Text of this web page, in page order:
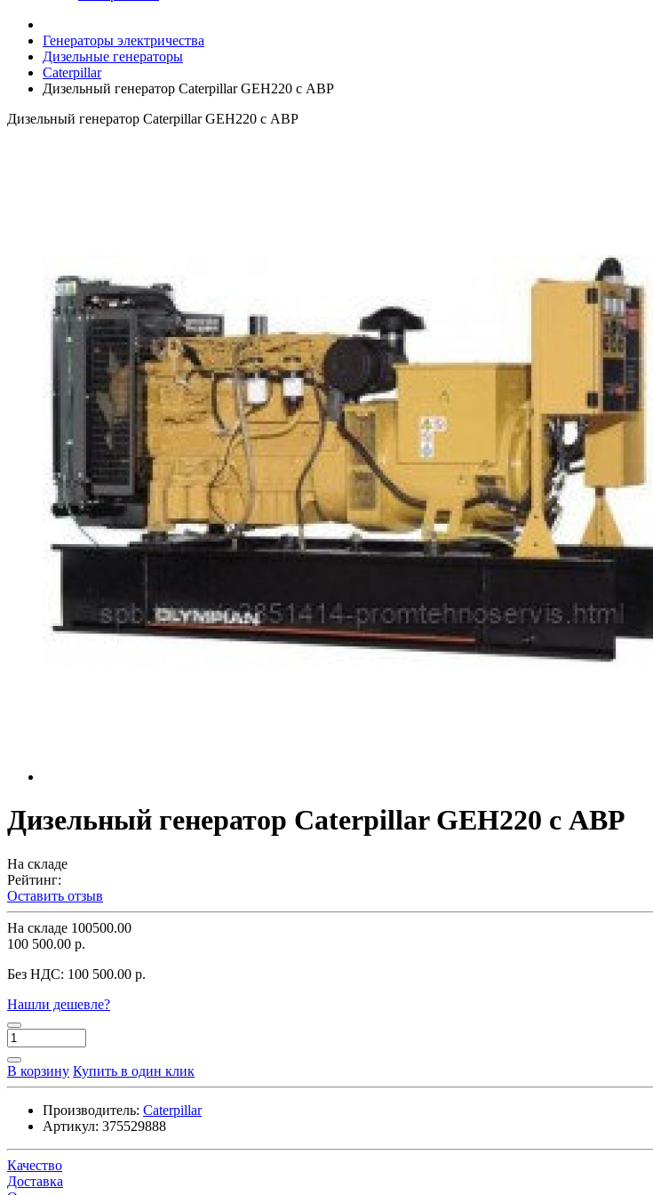
Генераторы электричества
Дизельные генераторы
Caterpillar
Дизельный генератор Caterpillar GEH220 с АВР
Дизельный генератор Caterpillar GEH220 с АВР
Дизельный генератор Caterpillar GEH220 с АВР
На складе
Рейтинг:
Оставить отзыв
На складе 100500.00
100 500.00 р.
Без НДС: 100 500.00 р.
Нашли дешевле?
В корзину Купить в один клик
Производитель: Caterpillar
Артикул: 375529888
Качество
Доставка